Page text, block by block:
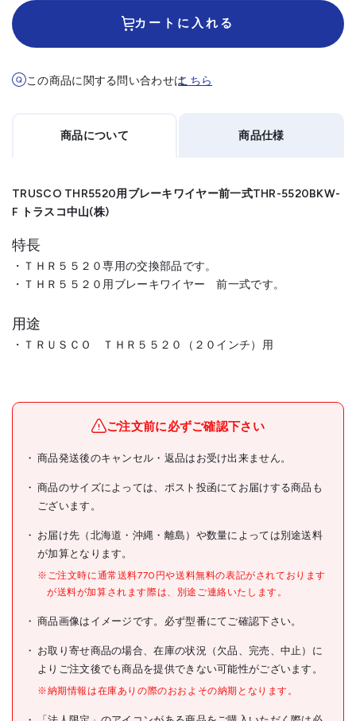
カートに入れる
この商品に関する問い合わせはこちら
商品について
TRUSCO THR5520用ブレーキワイヤー前一式THR-5520BKW-
F トラスコ中山(株)
特長
・ＴＨＲ５５２０専用の交換部品です。
・ＴＨＲ５５２０用ブレーキワイヤー 前一式です。
用途
・ＴＲＵＳＣＯ ＴＨＲ５５２０（２０インチ）用
商品仕様
ブランド名 TRUSCO
商品名
TRUSCO THR5520用ブレ
ーキワイヤー前一式
型式 THR-5520BKW-F
JANコード
仕様
●品名:ブレーキワイヤー前一
式
原産国 中国
ご注文前に必ずご確認下さい
商品発送後のキャンセル・返品はお受け出来ません。
商品のサイズによっては、ポスト投函にてお届けする商品も
ございます。
お届け先（北海道・沖縄・離島）や数量によっては別途送料
が加算となります。
※ご注文時に通常送料770円や送料無料の表記がされております
が送料が加算されます際は、別途ご連絡いたします。
商品画像はイメージです。必ず型番にてご確認下さい。
お取り寄せ商品の場合、在庫の状況（欠品、完売、中止）に
よりご注文後でも商品を提供できない可能性がございます。
※納期情報は在庫ありの際のおおよその納期となります。